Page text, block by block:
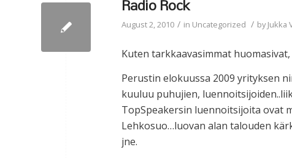
Radio Rock
August 2, 2010 / in Uncategorized / byJukka
Kuten tarkkaavasimmat
Perustin elokuussa 2009 yrityksen
kuuluu puhujien,
TopSpeakersin luennoitsijoita ovat
Lehkosuo…luovan alan talouden
jne.